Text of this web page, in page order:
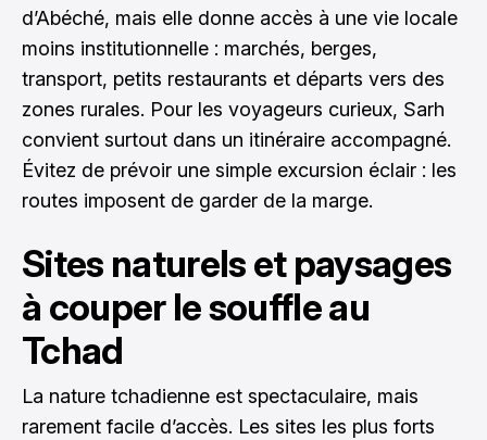
d’Abéché, mais elle donne accès à une vie locale
moins institutionnelle : marchés, berges,
transport, petits restaurants et départs vers des
zones rurales. Pour les voyageurs curieux, Sarh
convient surtout dans un itinéraire accompagné.
Évitez de prévoir une simple excursion éclair : les
routes imposent de garder de la marge.
Sites naturels et paysages
à couper le souffle au
Tchad
La nature tchadienne est spectaculaire, mais
rarement facile d’accès. Les sites les plus forts